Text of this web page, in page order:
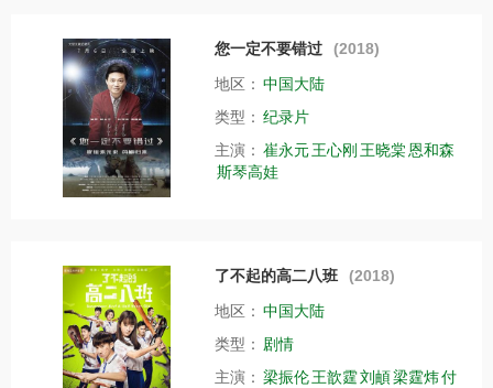
您一定不要错过 (2018)
地区： 中国大陆
类型： 纪录片
主演： 崔永元王心刚 王晓棠恩和森
斯琴高娃
了不起的高二八班 (2018)
地区： 中国大陆
类型： 剧情
主演： 梁振伦王歆霆刘頔梁霆炜付